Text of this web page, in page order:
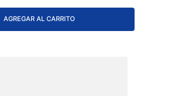
AGREGAR AL CARRITO